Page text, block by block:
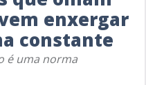
enxergar
constante
é uma norma